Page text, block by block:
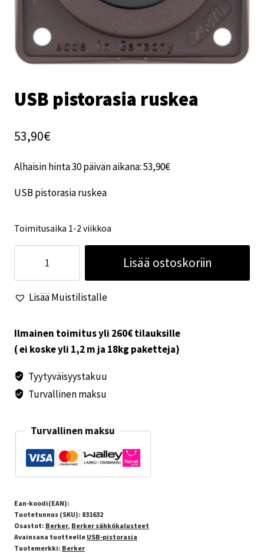
USB pistorasia ruskea
53,90€
Alhaisin hinta 30 päivän aikana:53,90€
USB pistorasia ruskea
Toimitusaika 1-2 viikkoa
pistorasia
ruskea
määrä
Lisää ostoskoriin
Lisää Muistilistalle
Ilmainen toimitus yli 260€ tilauksille
( ei koske yli 1,2 m ja 18kg paketteja)
Tyytyväisyystakuu
Turvallinen maksu
Turvallinen maksu
Ean-koodi(EAN):
Tuotetunnus (SKU): 831632
Osastot: Berker, Berker sähkökalusteet
Avainsana tuotteelle USB-pistorasia
Tuotemerkki: Berker